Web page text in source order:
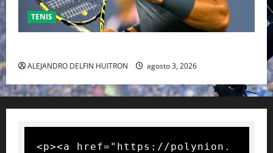
TENIS
ALEJANDRO DELFIN HUITRON agosto 3, 2026
<p><a href="https://polynion.